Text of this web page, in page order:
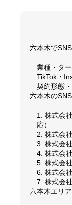
六本木で
業種・タ
TikTok・
契約形態
六本木の
1. 株式会
応）
2. 株式会
3. 株式会
4. 株式会
5. 株式会
6. 株式会
7. 株式会
六本木エリ